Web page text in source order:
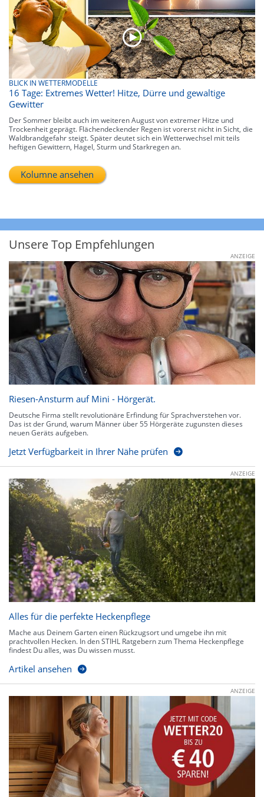
BLICK IN WETTERMODELLE
16 Tage: Extremes Wetter! Hitze, Dürre und gewaltige
Gewitter
Der Sommer bleibt auch im weiteren August von extremer Hitze und
Trockenheit geprägt. Flächendeckender Regen ist vorerst nicht in Sicht, die
Waldbrandgefahr steigt. Später deutet sich ein Wetterwechsel mit teils
heftigen Gewittern, Hagel, Sturm und Starkregen an.
Kolumne ansehen
Unsere Top Empfehlungen
ANZEIGE
Riesen-Ansturm auf Mini - Hörgerät.
Deutsche Firma stellt revolutionäre Erfindung für Sprachverstehen vor.
Das ist der Grund, warum Männer über 55 Hörgeräte zugunsten dieses
neuen Geräts aufgeben.
Jetzt Verfügbarkeit in Ihrer Nähe prüfen
ANZEIGE
Alles für die perfekte Heckenpflege
Mache aus Deinem Garten einen Rückzugsort und umgebe ihn mit
prachtvollen Hecken. In den STIHL Ratgebern zum Thema Heckenpflege
findest Du alles, was Du wissen musst.
Artikel ansehen
ANZEIGE